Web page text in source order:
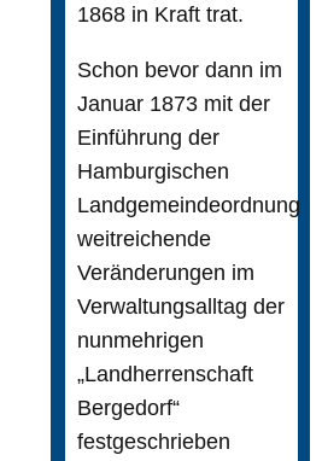
1868 in Kraft trat.
Schon bevor dann im
Januar 1873 mit der
Einführung der
Hamburgischen
Landgemeindeordnung
weitreichende
Veränderungen im
Verwaltungsalltag der
nunmehrigen
„Landherrenschaft
Bergedorf“
festgeschrieben